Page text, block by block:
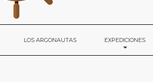
LOS ARGONAUTAS EXPEDICIONES